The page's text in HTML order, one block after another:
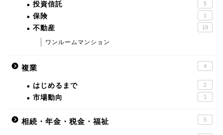
投資信託 5
保険 1
不動産 19
ワンルームマンション
複業 4
はじめるまで 2
市場動向 1
相続・年金・税金・福祉 5